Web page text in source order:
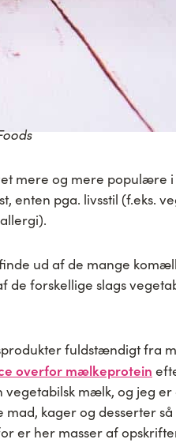
mere og mere populære
enten pga. livsstil (f.eks.
ud af de mange
forskellige slags
fuldstændigt fra
overfor mælkeprotein
vegetabilsk mælk, og jeg
kager og desserter
er her masser af